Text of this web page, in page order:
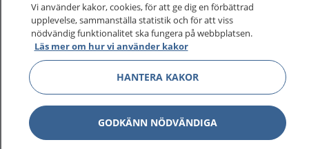
1177 tryggt om din hälsa och vård
På 1177.se får du råd om hälsa och information om
sjukdomar och vilka mottagningar du kan kontakta.
Logga in för att läsa din journal och göra dina
Vi använder kakor, cookies, för att ge dig en förbättrad
upplevelse, sammanställa statistik och för att viss
nödvändig funktionalitet ska fungera på webbplatsen.
Läs mer om hur vi använder kakor
HANTERA KAKOR
GODKÄNN NÖDVÄNDIGA